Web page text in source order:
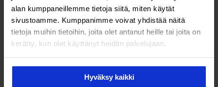
alan kumppaneillemme tietoja siitä, miten käytät
sivustoamme. Kumppanimme voivat yhdistää näitä
tietoja muihin tietoihin, joita olet antanut heille tai joita on
kerätty, kun olet käyttänyt heidän palvelujaan.
Hyväksy kaikki
Luu tarvitsee päivittäistä liikettä, ja sitä Tea tarjoaa
luustolleen hoitavan lääkärin ohjeella: Älä pelkää, vaan
jatka elämääsi ja liiku.
”Juoksen edelleen pitkiä matkoja, mutta katson aiempaa
tarkemmin, milloin ja missä”, Tea kertoo.